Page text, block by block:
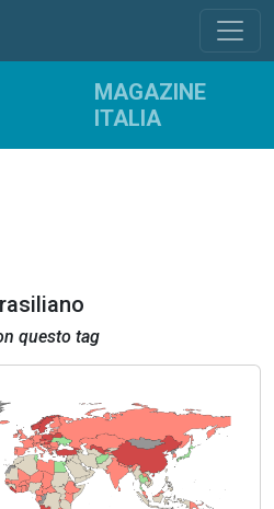
MAGAZINE
ITALIA
questo tag